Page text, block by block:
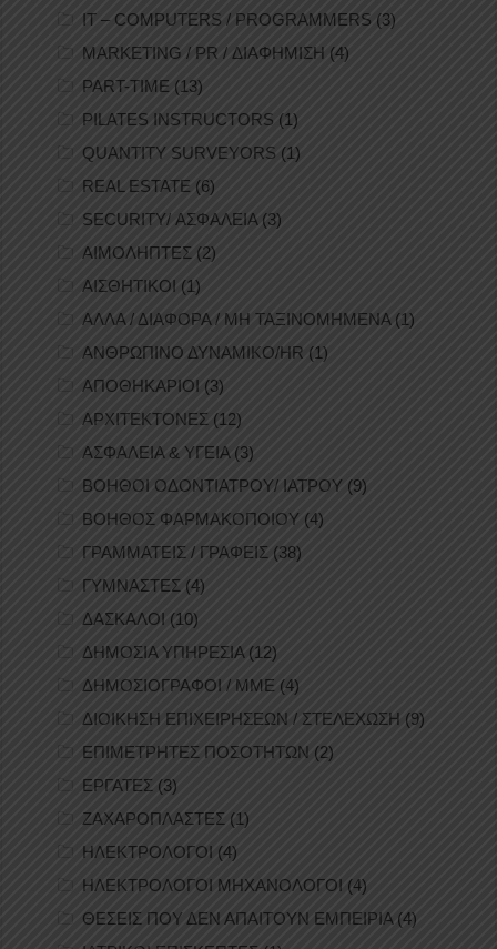
IT – COMPUTERS / PROGRAMMERS (3)
MARKETING / PR / ΔΙΑΦΗΜΙΣΗ (4)
PART-TIME (13)
PILATES INSTRUCTORS (1)
QUANTITY SURVEYORS (1)
REAL ESTATE (6)
SECURITY/ ΑΣΦΑΛΕΙΑ(3)
ΑΙΜΟΛΗΠΤΕΣ (2)
ΑΙΣΘΗΤΙΚΟΙ (1)
ΑΛΛΑ / ΔΙΑΦΟΡΑ / ΜΗ ΤΑΞΙΝΟΜΗΜΕΝΑ(1)
ΑΝΘΡΩΠΙΝΟ ΔΥΝΑΜΙΚΟ/HR (1)
ΑΠΟΘΗΚΑΡΙΟΙ (3)
ΑΡΧΙΤΕΚΤΟΝΕΣ (12)
ΑΣΦΑΛΕΙΑ & ΥΓΕΙΑ(3)
ΒΟΗΘΟΙ ΟΔΟΝΤΙΑΤΡΟΥ/ ΙΑΤΡΟΥ (9)
ΒΟΗΘΟΣ ΦΑΡΜΑΚΟΠΟΙΟΥ (4)
ΓΡΑΜΜΑΤΕΙΣ / ΓΡΑΦΕΙΣ (38)
ΓΥΜΝΑΣΤΕΣ (4)
ΔΑΣΚΑΛΟΙ (10)
ΔΗΜΟΣΙΑ ΥΠΗΡΕΣΙΑ(12)
ΔΗΜΟΣΙΟΓΡΑΦΟΙ / ΜΜΕ (4)
ΔΙΟΙΚΗΣΗ ΕΠΙΧΕΙΡΗΣΕΩΝ / ΣΤΕΛΕΧΩΣΗ (9)
ΕΠΙΜΕΤΡΗΤΕΣ ΠΟΣΟΤΗΤΩΝ (2)
ΕΡΓΑΤΕΣ (3)
ΖΑΧΑΡΟΠΛΑΣΤΕΣ (1)
ΗΛΕΚΤΡΟΛΟΓΟΙ (4)
ΗΛΕΚΤΡΟΛΟΓΟΙ ΜΗΧΑΝΟΛΟΓΟΙ (4)
ΘΕΣΕΙΣ ΠΟΥ ΔΕΝ ΑΠΑΙΤΟΥΝ ΕΜΠΕΙΡΙΑ (4)